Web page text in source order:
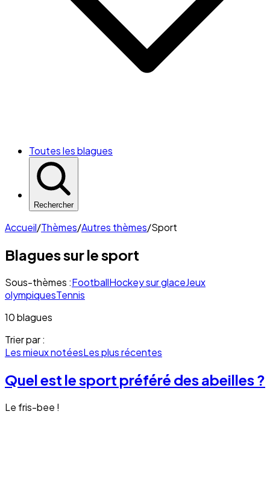
Toutes les blagues
Rechercher
Accueil/Thèmes/Autres thèmes/Sport
Blagues sur lesport
Sous-thèmes :FootballHockey sur glaceJeux
olympiquesTennis
10 blagues
Trier par :
Les mieux notéesLes plus récentes
Quel est le sport préféré des abeilles ?
Le fris-bee !